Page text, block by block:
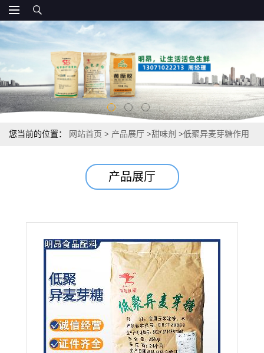
您当前的位置： 网站首页 > 产品展厅 >甜味剂 >低聚异麦芽糖作用
产品展厅